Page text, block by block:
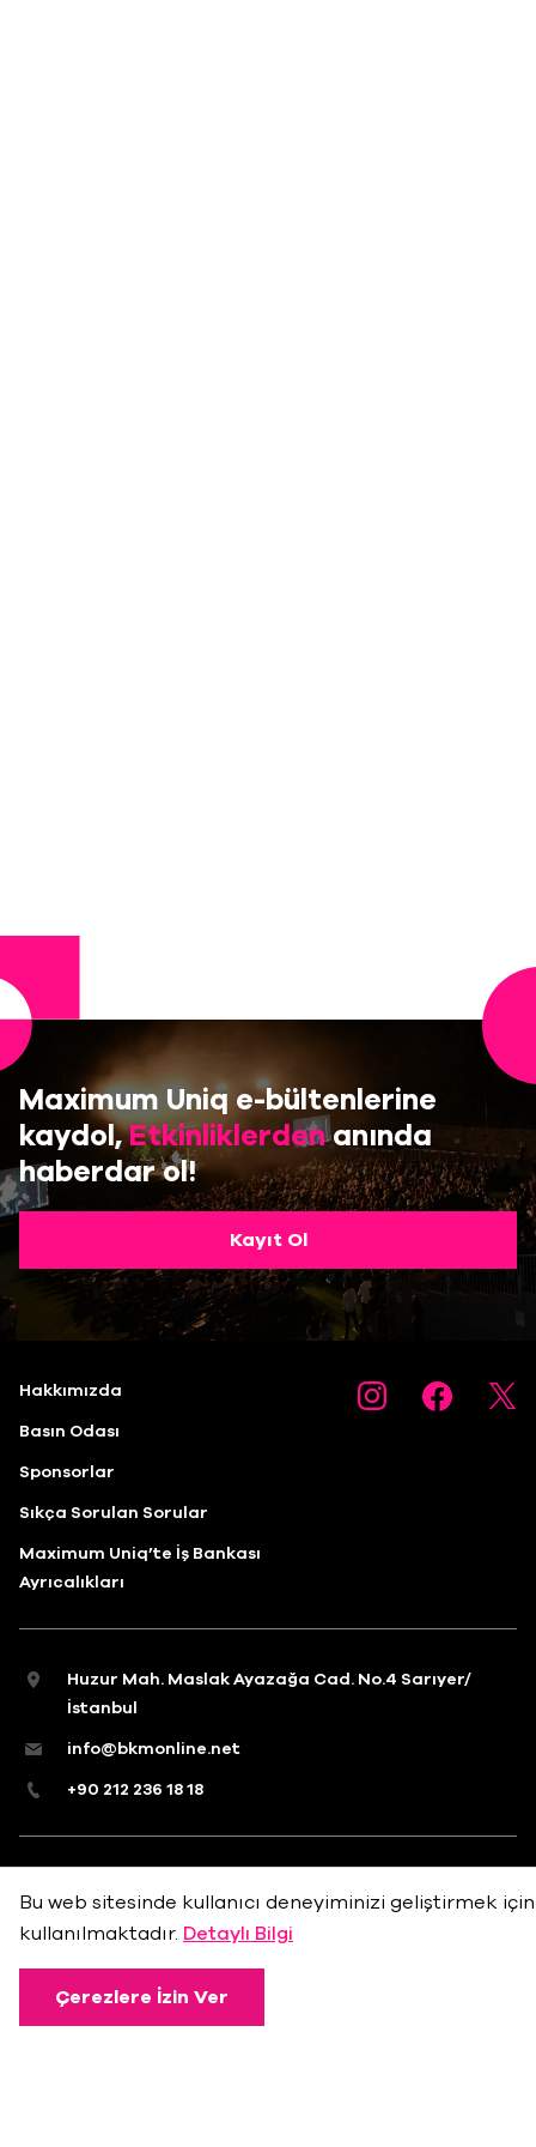
Maximum Uniq e-bültenlerine
kaydol,Etkinliklerdenanında
haberdar ol!
Kayıt Ol
Hakkımızda
Basın Odası
Sponsorlar
Sıkça Sorulan Sorular
Maximum Uniq’te İş Bankası
Ayrıcalıkları
Huzur Mah. Maslak Ayazağa Cad. No.4 Sarıyer/
İstanbul
info@bkmonline.net
+90 212 236 18 18
Bu web sitesinde kullanıcı deneyiminizi geliştirmek
kullanılmaktadır. Detaylı Bilgi
Çerezlere İzin Ver